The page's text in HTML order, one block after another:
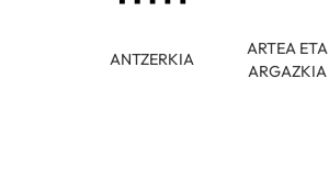
ANTZERKIA
ARTEA ETA
ARGAZKIA